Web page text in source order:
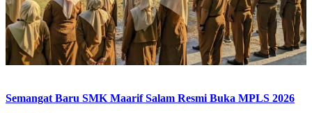
Semangat Baru SMK Maarif Salam Resmi Buka MPLS 2026